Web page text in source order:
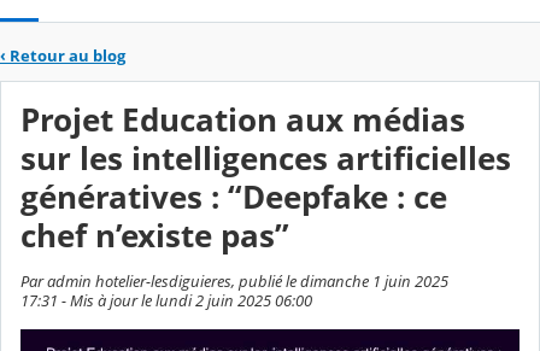
‹ Retour au blog
Projet Education aux médias
sur les intelligences artificielles
génératives : “Deepfake : ce
chef n’existe pas”
Par admin hotelier-lesdiguieres, publié le dimanche 1 juin 2025
17:31 - Mis à jour le lundi 2 juin 2025 06:00